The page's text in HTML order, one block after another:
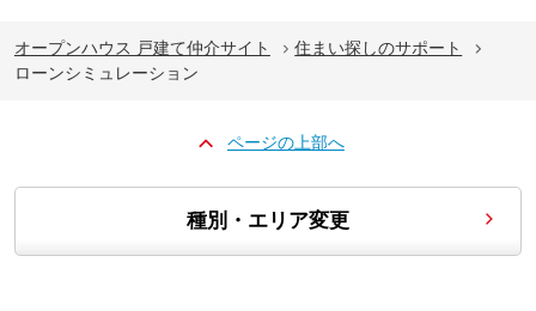
オープンハウス 戸建て仲介サイト
住まい探しのサポート
ローンシミュレーション
ページの上部へ
種別・エリア変更